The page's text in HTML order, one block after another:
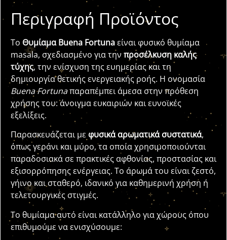
Περιγραφή Προϊόντος
Το Θυμίαμα Buena Fortunaείναι φυσικό θυμίαμα
masala, σχεδιασμένο για την προσέλκυση καλής
τύχης, την ενίσχυση της ευημερίας και τη
δημιουργία θετικής ενεργειακής ροής. Η ονομασία
Buena Fortunaπαραπέμπει άμεσα στην πρόθεση
χρήσης του: άνοιγμα ευκαιριών και ευνοϊκές
εξελίξεις.
Παρασκευάζεται με φυσικά αρωματικά συστατικά,
όπως γεράνι και μύρο, τα οποία χρησιμοποιούνται
παραδοσιακά σε πρακτικές αφθονίας, προστασίας και
εξισορρόπησης ενέργειας. Το άρωμά του είναι ζεστό,
γήινο και σταθερό, ιδανικό για καθημερινή χρήση ή
τελετουργικές στιγμές.
Το θυμίαμα αυτό είναι κατάλληλο για χώρους όπου
επιθυμούμε να ενισχύσουμε: